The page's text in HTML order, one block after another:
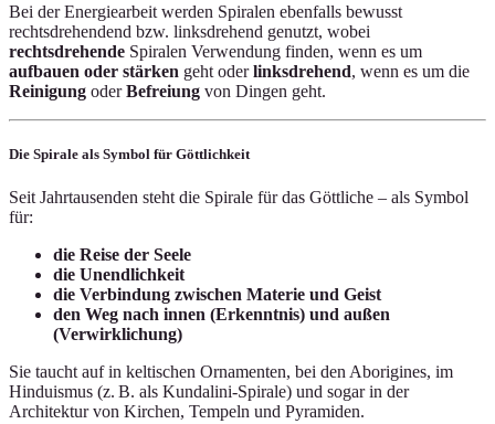
Bei der Energiearbeit werden Spiralen ebenfalls bewusst
rechtsdrehendend bzw. linksdrehend genutzt, wobei
rechtsdrehende Spiralen Verwendung finden, wenn es um
aufbauen oder stärken geht oderlinksdrehend, wenn es um die
Reinigung oderBefreiung von Dingen geht.
Die Spirale als Symbol für Göttlichkeit
Seit Jahrtausenden steht die Spirale für das Göttliche – als Symbol
für:
die Reise der Seele
die Unendlichkeit
die Verbindung zwischen Materie und Geist
den Weg nach innen (Erkenntnis) und außen
(Verwirklichung)
Sie taucht auf in keltischen Ornamenten, bei den Aborigines, im
Hinduismus (z. B. als Kundalini-Spirale) und sogar in der
Architektur von Kirchen, Tempeln und Pyramiden.